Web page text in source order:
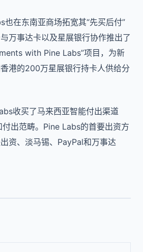
也在东南亚商场拓宽其“先买后付”
万事达卡以及星展银行协作推出了
with Pine Labs”项目，为新
港的200万星展银行持卡人供给分
收买了马来西亚智能付出渠道
出范畴。Pine Labs的首要出资方
资、淡马锡、PayPal和万事达